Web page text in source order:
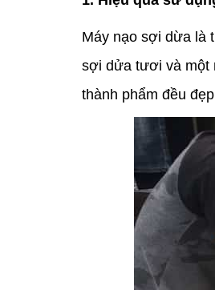
Máy nạo sợi dừa là
sợi dửa tươi và một
thành phẩm đều